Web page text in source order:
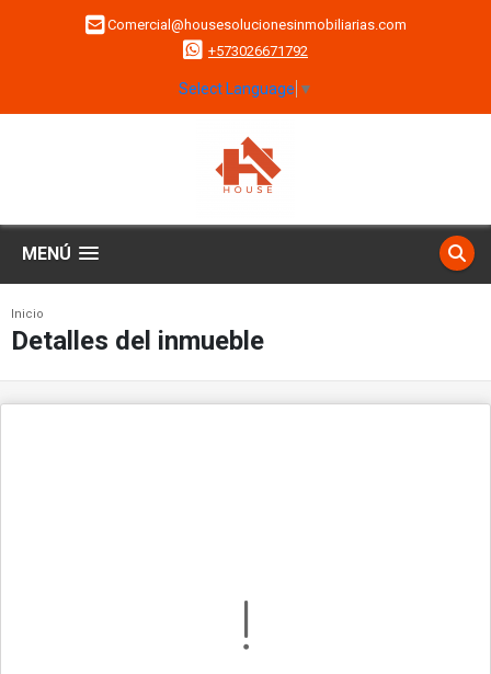
Comercial@housesolucionesinmobiliarias.com
+573026671792
Select Language ▼
MENÚ
Inicio
Detalles del inmueble